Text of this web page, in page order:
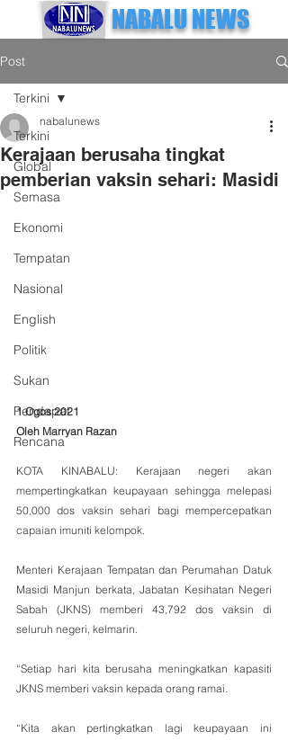
NABALU NEWS
Post
Terkini
Global
Semasa
Ekonomi
Tempatan
Nasional
English
Politik
Sukan
Pendapat
Rencana
Terkini
Kerajaan berusaha tingkat
pemberian vaksin sehari: Masidi
nabalunews
1 Ogos 2021
Oleh Marryan Razan
KOTA KINABALU: Kerajaan negeri akan
mempertingkatkan keupayaan sehingga melepasi
50,000 dos vaksin sehari bagi mempercepatkan
capaian imuniti kelompok.
Menteri Kerajaan Tempatan dan Perumahan Datuk
Masidi Manjun berkata, Jabatan Kesihatan Negeri
Sabah (JKNS) memberi 43,792 dos vaksin di
seluruh negeri, kelmarin.
“Setiap hari kita berusaha meningkatkan kapasiti
JKNS memberi vaksin kepada orang ramai.
“Kita akan pertingkatkan lagi keupayaan ini